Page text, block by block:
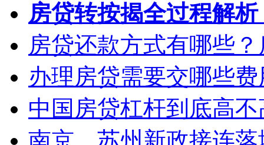
房贷转按揭全过程解
房贷还款方式有哪些
办理房贷需要交哪些
中国房贷杠杆到底高